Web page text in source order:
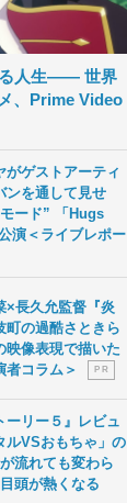
る人生―― 世界
、Prime Video
がゲストアーティ
ンを通して見せ
ード” 「Hugs
演＜ライブレポー
×長久允監督『炎
の過酷さときら
映像表現で描いた
者コラム＞
P R
ーリー５』レビュ
VSおもちゃ」の
流れても変わら
頭が熱くなる